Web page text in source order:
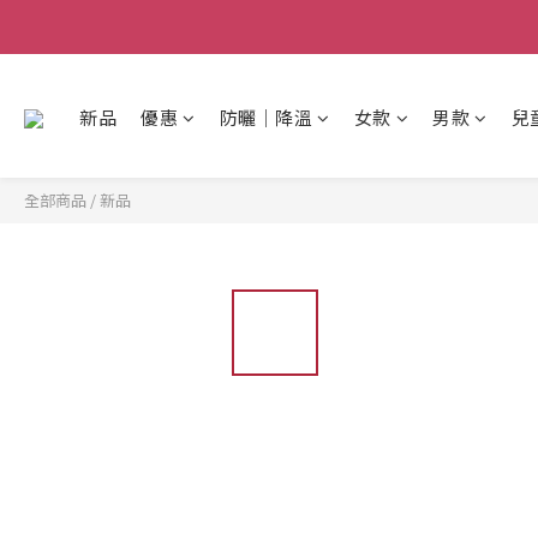
新品 優惠 防曬│降溫 女款 男款 兒
全部商品 /新品